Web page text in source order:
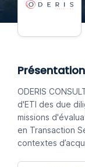
Présentation
ODERIS
d'ETI des due
missions
en Transaction
contextes